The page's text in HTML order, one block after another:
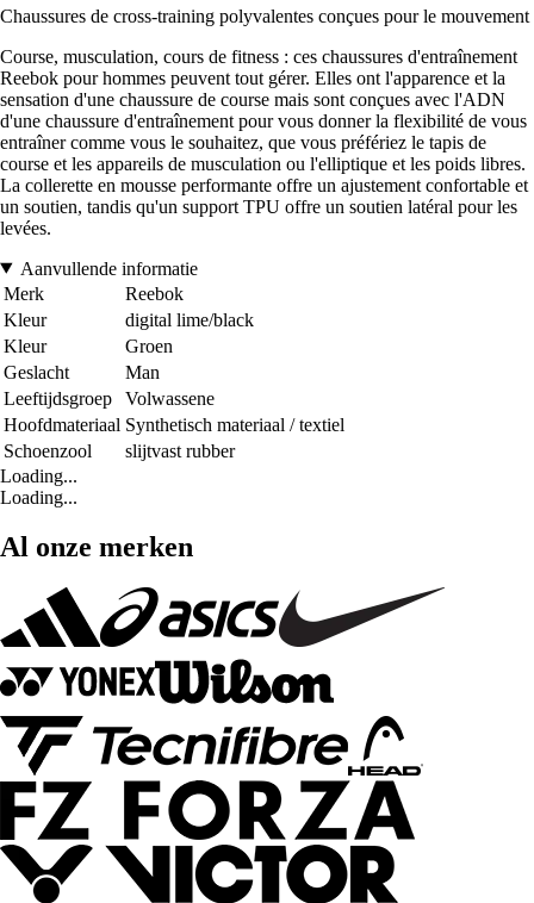
Chaussures de cross-training polyvalentes conçues pour le mouvement
Course, musculation, cours de fitness : ces chaussures d'entraînement
Reebok pour hommes peuvent tout gérer. Elles ont l'apparence et la
sensation d'une chaussure de course mais sont conçues avec l'ADN
d'une chaussure d'entraînement pour vous donner la flexibilité de vous
entraîner comme vous le souhaitez, que vous préfériez le tapis de
course et les appareils de musculation ou l'elliptique et les poids libres.
La collerette en mousse performante offre un ajustement confortable et
un soutien, tandis qu'un support TPU offre un soutien latéral pour les
levées.
Aanvullende informatie
Merk
Reebok
Kleur
digital lime/black
Kleur
Groen
Geslacht
Man
Leeftijdsgroep
Volwassene
Hoofdmateriaal Synthetisch materiaal / textiel
Schoenzool
slijtvast rubber
Loading...
Loading...
Al onze merken